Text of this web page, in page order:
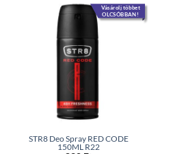
Vásárolj többet
OLCSÓBBAN!
STR8 Deo Spray RED CODE
150ML R22